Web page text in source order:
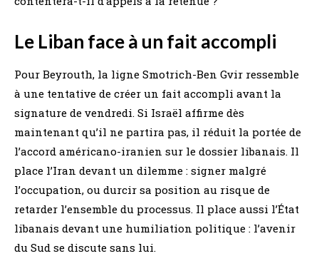
Le Liban face à un fait accompli
Pour Beyrouth, la ligne Smotrich-Ben Gvir ressemble
à une tentative de créer un fait accompli avant la
signature de vendredi. Si Israël affirme dès
maintenant qu’il ne partira pas, il réduit la portée de
l’accord américano-iranien sur le dossier libanais. Il
place l’Iran devant un dilemme : signer malgré
l’occupation, ou durcir sa position au risque de
retarder l’ensemble du processus. Il place aussi l’État
libanais devant une humiliation politique : l’avenir
du Sud se discute sans lui.